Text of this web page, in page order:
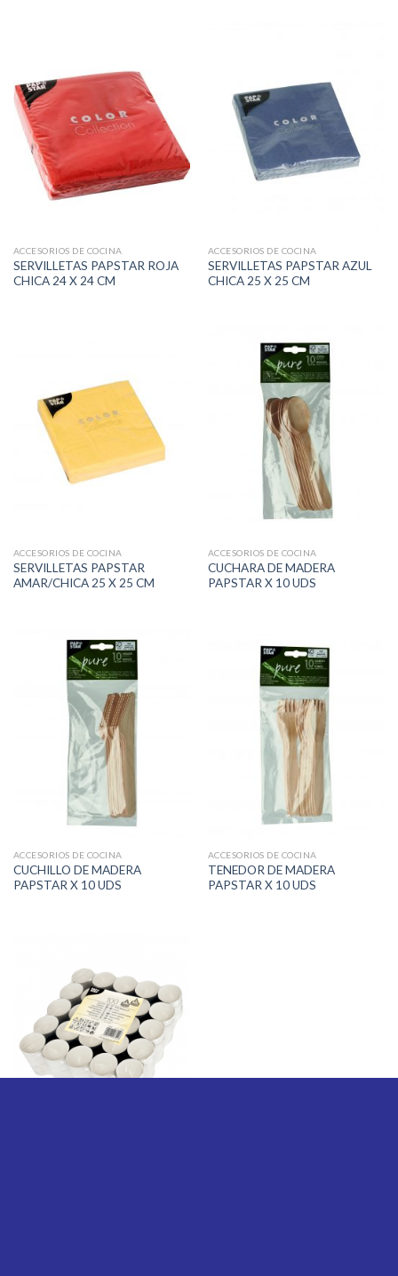
ACCESORIOS DE COCINA
SERVILLETAS PAPSTAR ROJA
CHICA 24 X 24 CM
ACCESORIOS DE COCINA
SERVILLETAS PAPSTAR AZUL
CHICA 25 X 25 CM
ACCESORIOS DE COCINA
SERVILLETAS PAPSTAR
AMAR/CHICA 25 X 25 CM
ACCESORIOS DE COCINA
CUCHARA DE MADERA
PAPSTAR X 10 UDS
ACCESORIOS DE COCINA
CUCHILLO DE MADERA
PAPSTAR X 10 UDS
ACCESORIOS DE COCINA
TENEDOR DE MADERA
PAPSTAR X 10 UDS